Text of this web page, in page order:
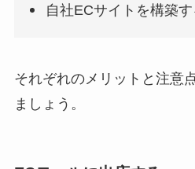
自社ECサイトを構築す
それぞれのメリットと注意
ましょう。